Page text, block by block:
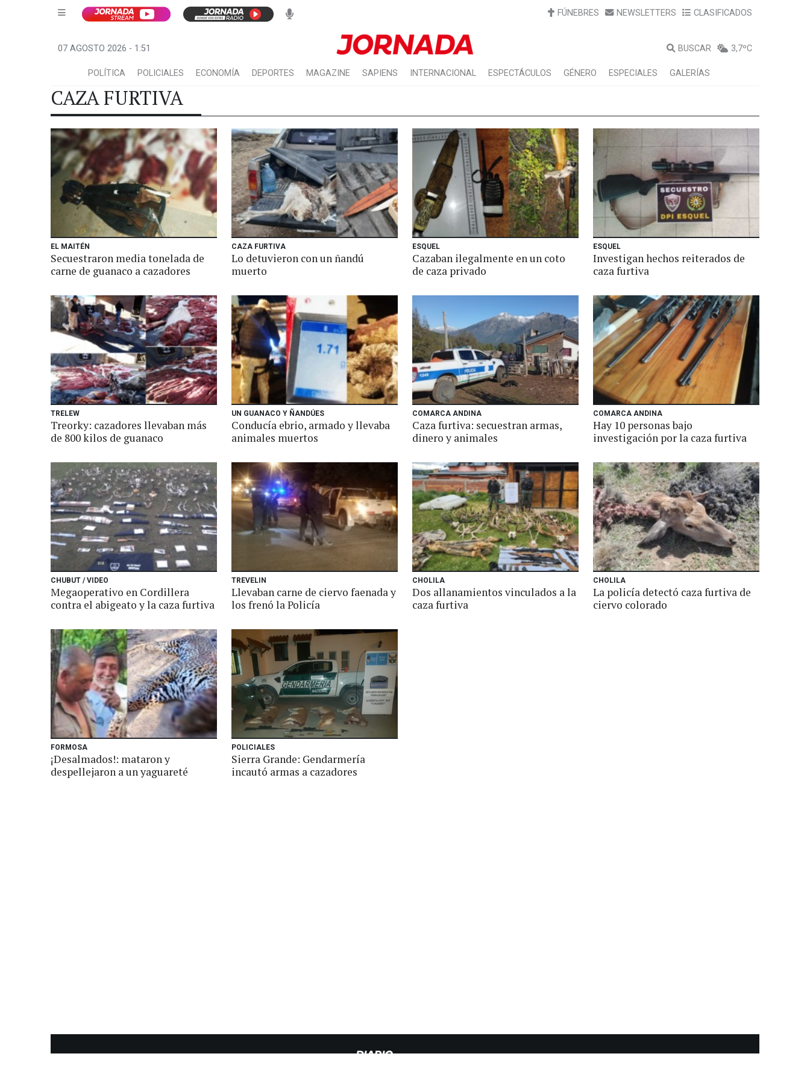
FÚNEBRES NEWSLETTERS CLASIFICADOS
07 AGOSTO 2026 - 1:51 BUSCAR 3,7ºC
POLÍTICA POLICIALES ECONOMÍA DEPORTES MAGAZINE SAPIENS INTERNACIONAL ESPECTÁCULOS GÉNERO ESPECIALES GALERÍAS
CAZA FURTIVA
EL MAITÉN
Secuestraron media tonelada de
carne de guanaco a cazadores
CAZA FURTIVA
Lo detuvieron con un ñandú
muerto
ESQUEL
Cazaban ilegalmente en un coto
de caza privado
ESQUEL
Investigan hechos reiterados de
caza furtiva
TRELEW
Treorky: cazadores llevaban más
de 800 kilos de guanaco
UN GUANACO Y ÑANDÚES
Conducía ebrio, armado y llevaba
animales muertos
COMARCA ANDINA
Caza furtiva: secuestran armas,
dinero y animales
COMARCA ANDINA
Hay 10 personas bajo
investigación por la caza furtiva
CHUBUT / VIDEO
Megaoperativo en Cordillera
contra el abigeato y la caza furtiva
TREVELIN
Llevaban carne de ciervo faenada y
los frenó la Policía
CHOLILA
Dos allanamientos vinculados a la
caza furtiva
CHOLILA
La policía detectó caza furtiva de
ciervo colorado
FORMOSA
¡Desalmados!: mataron y
despellejaron a un yaguareté
POLICIALES
Sierra Grande: Gendarmería
incautó armas a cazadores